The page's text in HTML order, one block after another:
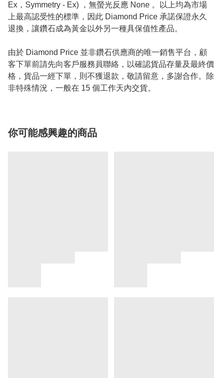
Ex，Symmetry - Ex) ，無螢光反應 None 。以上均為市場
上最高認受性的標準，因此 Diamond Price 承諾保證永久
退換，讓鑽石成為黃金以外另一種具保值性產品。
由於 Diamond Price 並非鑽石供應商的唯一銷售平台，顧
客下單前請先向客戶服務員聯絡，以確認貨品存量及最終價
格，貨品一經下單，則不獲退款，敬請留意，多謝合作。除
非特殊情況，一般在 15 個工作天內交貨。
你可能感興趣的商品